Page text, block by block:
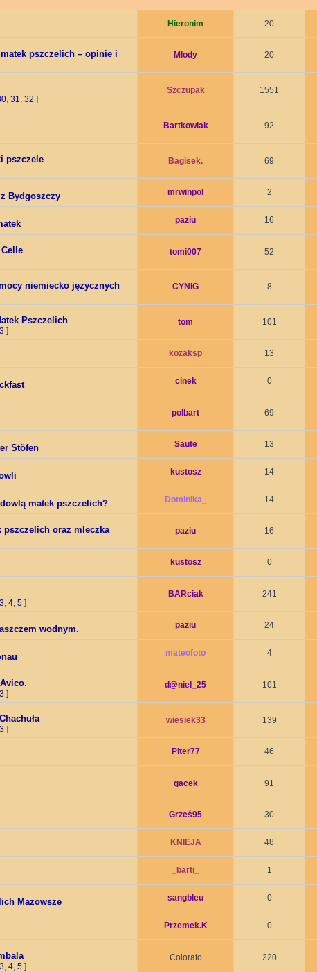
Hieronim 20
pszczelich – opinie i
Mlody 20
, 31, 32 ]
Szczupak 1551
Bartkowiak 92
pszczele Bagisek. 69
Bydgoszczy mrwinpol 2
paziu 16
tomi007 52
niemiecko języcznych
CYNIG 8
Pszczelich
3 ]
tom 101
kozaksp 13
cinek 0
polbart 69
Stöfen Saute 13
kustosz 14
matek pszczelich? Dominika_ 14
pszczelich oraz mleczka
paziu 16
kustosz 0
3, 4, 5 ]
BARciak 241
wodnym. paziu 24
mateofoto 4
3 ]
d@niel_25 101
3 ]
wiesiek33 139
Piter77 46
gacek 91
Grześ95 30
KNIEJA 48
_barti_ 1
Mazowsze sangbleu 0
Przemek.K 0
3, 4, 5 ]
Colorato 220